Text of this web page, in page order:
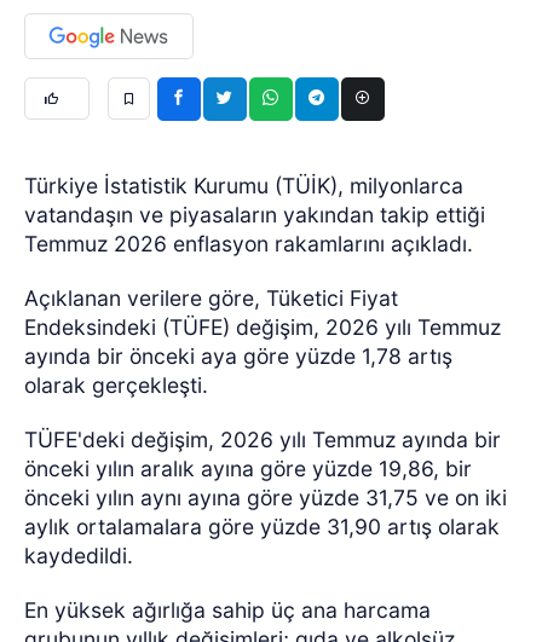
Türkiye İstatistik Kurumu (TÜİK), milyonlarca
vatandaşın ve piyasaların yakından takip ettiği
Temmuz 2026 enflasyon rakamlarını açıkladı.
Açıklanan verilere göre, Tüketici Fiyat
Endeksindeki (TÜFE) değişim, 2026 yılı Temmuz
ayında bir önceki aya göre yüzde 1,78 artış
olarak gerçekleşti.
TÜFE'deki değişim, 2026 yılı Temmuz ayında bir
önceki yılın aralık ayına göre yüzde 19,86, bir
önceki yılın aynı ayına göre yüzde 31,75 ve on iki
aylık ortalamalara göre yüzde 31,90 artış olarak
kaydedildi.
En yüksek ağırlığa sahip üç ana harcama